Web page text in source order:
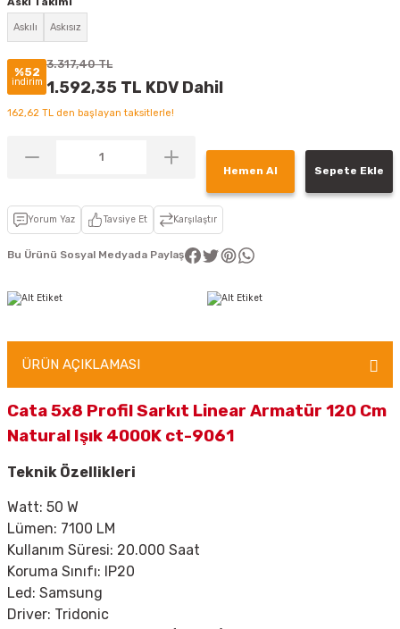
Askılı Askısız
%52
indirim
3.317,40 TL
1.592,35 TL KDV Dahil
162,62 TL den başlayan taksitlerle!
Hemen Al Sepete Ekle
Yorum Yaz Tavsiye Et Karşılaştır
Bu Ürünü Sosyal Medyada Paylaş
ÜRÜN AÇIKLAMASI
Cata 5x8 Profil Sarkıt Linear Armatür 120 Cm
Natural Işık 4000K ct-9061
Teknik Özellikleri
Watt: 50 W
Lümen: 7100 LM
Kullanım Süresi: 20.000 Saat
Koruma Sınıfı: IP20
Led: Samsung
Driver: Tridonic